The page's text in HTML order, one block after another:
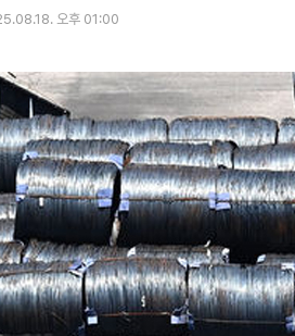
오후 01:00